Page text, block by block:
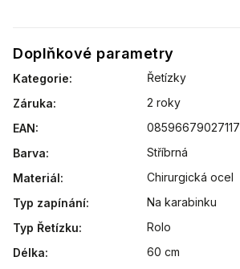
Doplňkové parametry
Kategorie:
Řetízky
Záruka:
2 roky
EAN:
08596679027117
Barva:
Stříbrná
Materiál:
Chirurgická ocel
Typ zapínání:
Na karabinku
Typ Řetízku:
Rolo
Délka:
60 cm